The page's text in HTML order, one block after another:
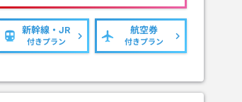
新幹線・JR
付きプラン
航空券
付きプラン